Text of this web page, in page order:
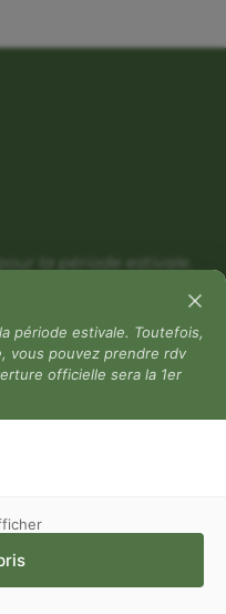
la période estivale.
portable. Sinon
septembre. Merci
période estivale. Toutefois,
vous pouvez prendre rdv
officielle sera la 1er